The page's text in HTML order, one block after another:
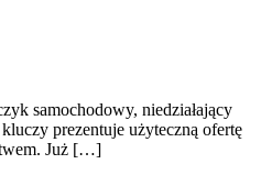
samochodowy, niedziałający
prezentuje użyteczną ofertę
Już […]